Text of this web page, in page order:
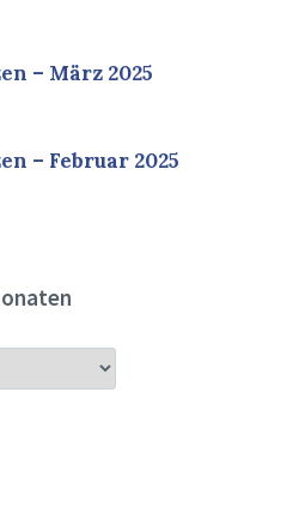
– März 2025
– Februar 2025